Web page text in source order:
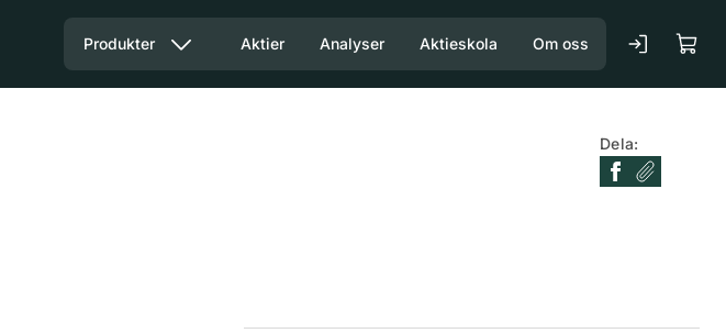
Produkter Aktier Analyser Aktieskola Om oss
Dela: